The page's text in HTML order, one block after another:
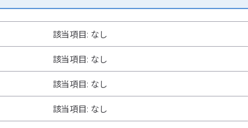
該当項目: なし
該当項目: なし
該当項目: なし
該当項目: なし